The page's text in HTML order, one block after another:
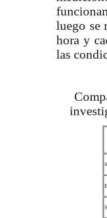
luego se
hora y
las